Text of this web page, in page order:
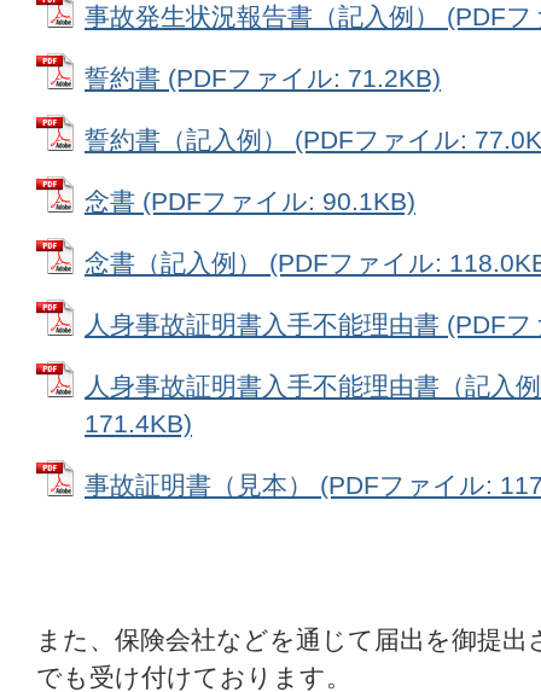
事故発生状況報告書（記入例） (PDF
誓約書 (PDFファイル: 71.2KB)
誓約書（記入例） (PDFファイル:
念書 (PDFファイル: 90.1KB)
念書（記入例） (PDFファイル:
人身事故証明書入手不能理由書 (PDF
人身事故証明書入手不能理由書（記入
171.4KB)
事故証明書（見本） (PDFファイル:
また、保険会社などを通じて届出を御提
でも受け付けております。